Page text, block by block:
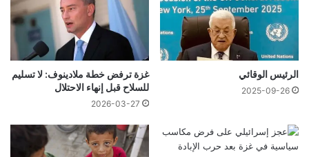
الرئيس الوقائي
2025-09-26
غزة ترفض خطة ملادينوف: لا تسليم
للسلاح قبل إنهاء الاحتلال
2026-03-27